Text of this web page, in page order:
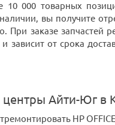
10 000 товарных
вы получите
При заказе запчастей
и зависит от срока
Айти-Юг в
HP